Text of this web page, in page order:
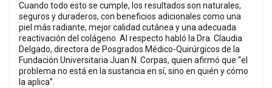
Cuando todo esto se cumple, los resultados son naturales,
seguros y duraderos, con beneficios adicionales como una
piel más radiante, mejor calidad cutánea y una adecuada
reactivación del colágeno. Al respecto habló la Dra. Claudia
Delgado, directora de Posgrados Médico-Quirúrgicos de la
Fundación Universitaria Juan N. Corpas, quien afirmó que “el
problema no está en la sustancia en sí, sino en quién y cómo
la aplica”.